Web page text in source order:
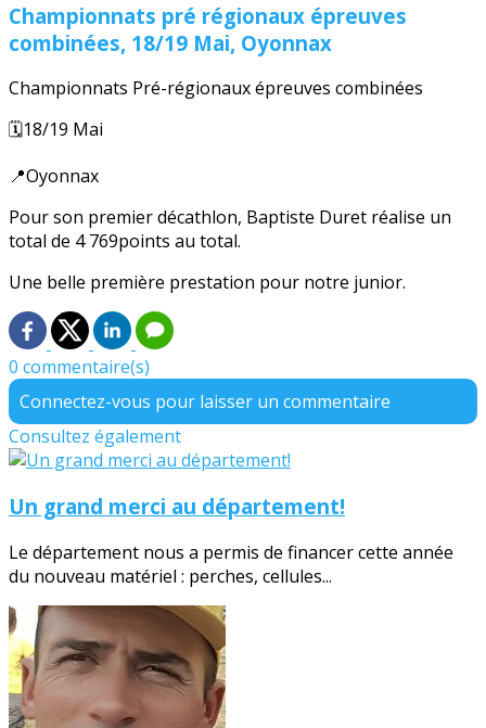
Championnats pré régionaux épreuves
combinées, 18/19 Mai, Oyonnax
Championnats Pré-régionaux épreuves combinées
🗓️18/19 Mai
📍Oyonnax
Pour son premier décathlon, Baptiste Duret réalise un
total de 4 769points au total.
Une belle première prestation pour notre junior.
0 commentaire(s)
Connectez-vous pour laisser un commentaire
Consultez également
Un grand merci au département!
Le département nous a permis de financer cette année
du nouveau matériel : perches, cellules...